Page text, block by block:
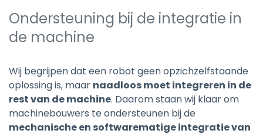
Ondersteuning bij de integratie in
de machine
Wij begrijpen dat een robot geen opzichzelfstaande
oplossing is, maar naadloos moet integreren in de
rest van de machine. Daarom staan wij klaar om
machinebouwers te ondersteunen bij de
mechanische en softwarematige integratie van